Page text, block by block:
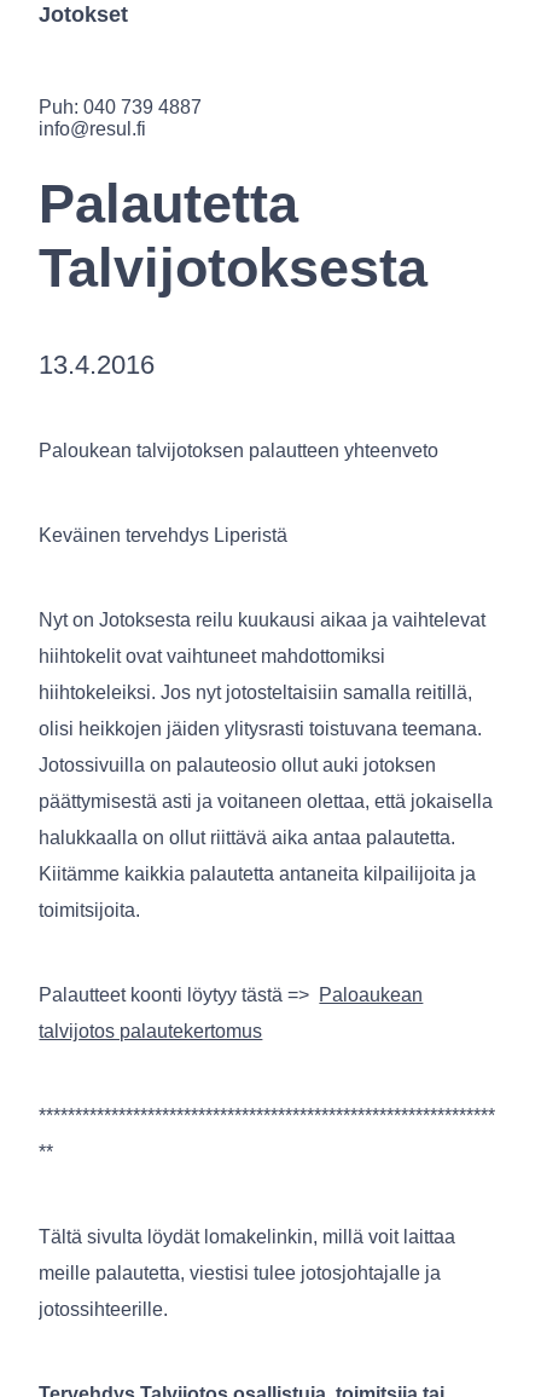
Jotokset
Puh: 040 739 4887
info@resul.fi
Palautetta
Talvijotoksesta
13.4.2016
Paloukean talvijotoksen palautteen yhteenveto
Keväinen tervehdys Liperistä
Nyt on Jotoksesta reilu kuukausi aikaa ja vaihtelevat
hiihtokelit ovat vaihtuneet mahdottomiksi
hiihtokeleiksi. Jos nyt jotosteltaisiin samalla reitillä,
olisi heikkojen jäiden ylitysrasti toistuvana teemana.
Jotossivuilla on palauteosio ollut auki jotoksen
päättymisestä asti ja voitaneen olettaa, että jokaisella
halukkaalla on ollut riittävä aika antaa palautetta.
Kiitämme kaikkia palautetta antaneita kilpailijoita ja
toimitsijoita.
Palautteet koonti löytyy tästä => Paloaukean
talvijotos palautekertomus
***************************************************************
**
Tältä sivulta löydät lomakelinkin, millä voit laittaa
meille palautetta, viestisi tulee jotosjohtajalle ja
jotossihteerille.